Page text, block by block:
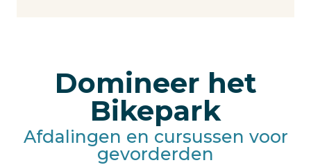
Domineer het
Bikepark
Afdalingen en cursussen voor
gevorderden